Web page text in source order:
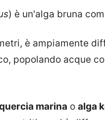
) è un'alga bruna
è ampiamente
popolando acque
marina o alga